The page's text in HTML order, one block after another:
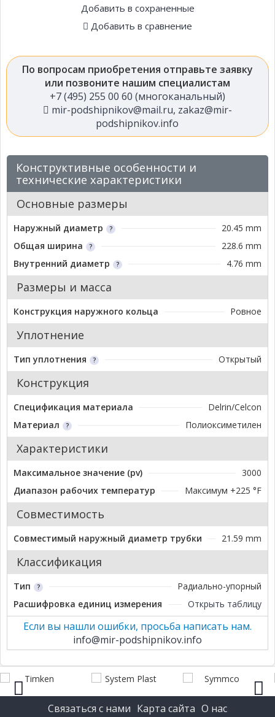
Добавить в сохраненные
Добавить в сравнение
По вопросам приобретения отправьте заявку
или позвоните нашим специалистам
+7 (495) 255 00 60 (многоканальный)
mir-podshipnikov@mail.ru, zakaz@mir-
podshipnikov.info
Конструктивные особенности и
технические характеристики
Основные размеры
Наружный диаметр
20.45 mm
Общая ширина
228.6 mm
Внутренний диаметр
4.76 mm
Размеры и масса
Конструкция наружного кольца Ровное
Уплотнение
Тип уплотнения Открытый
Конструкция
Спецификация материала
Delrin/Celcon
Материал
Полиоксиметилен
Характеристики
Максимальное значение (pv)
3000
Диапазон рабочих температур
Максимум +225 °F
Совместимость
Совместимый наружный диаметр трубки 21.59 mm
Классификация
Тип
Радиально-упорный
Расшифровка единиц измерения
Открыть таблицу
Если вы нашли ошибки, просьба написать нам.
info@mir-podshipnikov.info
Связаться с нами Карта сайта О нас